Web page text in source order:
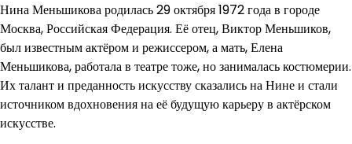
Нина Меньшикова родилась 29 октября 1972 года в городе
Москва, Российская Федерация. Её отец, Виктор Меньшиков,
был известным актёром и режиссером, а мать, Елена
Меньшикова, работала в театре тоже, но занималась костюмерии.
Их талант и преданность искусству сказались на Нине и стали
источником вдохновения на её будущую карьеру в актёрском
искусстве.